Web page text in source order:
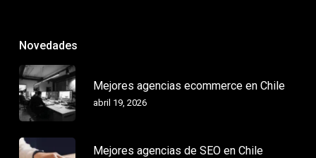
Novedades
Mejores agencias ecommerce en Chile
abril 19, 2026
Mejores agencias de SEO en Chile